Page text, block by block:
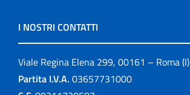
I NOSTRI CONTATTI
Viale Regina Elena 299, 00161 – Roma (I)
Partita I.V.A. 03657731000